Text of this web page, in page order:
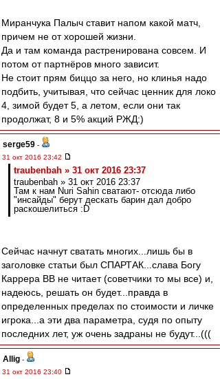
Миранчука Палыч ставит напом какой матч,
причем не от хорошей жизни.
Да и там команда растренирована совсем. И
потом от партнёров много зависит.
Не стоит прям биццо за него, но клинья надо
подбить, учитывая, что сейчас ценник для локо
4, зимой будет 5, а летом, если они так
продолжат, 8 и 5% акций РЖД:)
serge59 -
31 окт 2016 23:42
traubenbah » 31 окт 2016 23:37
traubenbah » 31 окт 2016 23:37
Там к нам Nuri Sahin сватают- отсюда либо
"инсайды" берут дескать барин дал добро
раскошелиться :D
Сейчас начнут сватать многих...лишь бы в
заголовке статьи был СПАРТАК...слава Богу
Каррера ВВ не читает (советчики то мы все) и,
надеюсь, решать он будет...правда в
определенных пределах по стоимости и личке
игрока...а эти два параметра, судя по опыту
последних лет, уж очень задраны не будут...(((
Allig -
31 окт 2016 23:40